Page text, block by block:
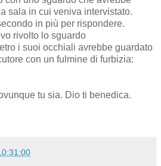
sala in cui veniva intervistato.
in più per rispondere.
rivolto lo sguardo
i suoi occhiali avrebbe guardato
con un fulmine di furbizia:
tu sia. Dio ti benedica.